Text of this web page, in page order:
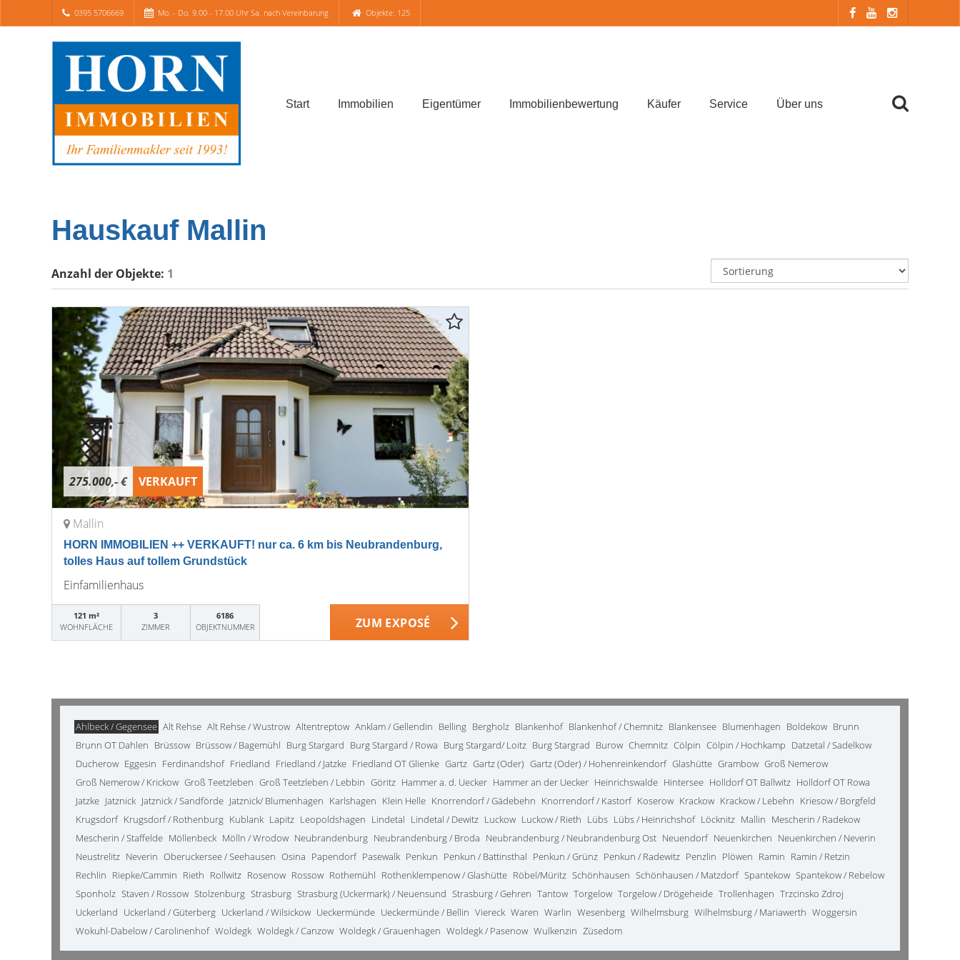
0395 5706669 Mo. - Do. 9.00 - 17.00 Uhr Sa. nach Vereinbarung Objekte: 125
Start Immobilien Eigentümer Immobilienbewertung Käufer Service Über uns
Hauskauf Mallin
Anzahl der Objekte: 1
275.000,- € VERKAUFT
Mallin
HORN IMMOBILIEN ++ VERKAUFT! nur ca. 6 km bis Neubrandenburg,
tolles Haus auf tollem Grundstück
Einfamilienhaus
121 m²
WOHNFLÄCHE
3
ZIMMER
6186
OBJEKTNUMMER
ZUM EXPOSÉ
Ahlbeck / Gegensee Alt Rehse Alt Rehse / Wustrow Altentreptow Anklam / Gellendin Belling Bergholz Blankenhof Blankenhof / Chemnitz Blankensee Blumenhagen Boldekow Brunn
Brunn OT Dahlen Brüssow Brüssow / Bagemühl Burg Stargard Burg Stargard / Rowa Burg Stargard/ Loitz Burg Stargrad Burow Chemnitz Cölpin Cölpin / Hochkamp Datzetal / Sadelkow
Ducherow Eggesin Ferdinandshof Friedland Friedland / Jatzke Friedland OT Glienke Gartz Gartz (Oder) Gartz (Oder) / Hohenreinkendorf Glashütte Grambow Groß Nemerow
Groß Nemerow / Krickow Groß Teetzleben Groß Teetzleben / Lebbin Göritz Hammer a. d. Uecker Hammer an der Uecker Heinrichswalde Hintersee Holldorf OT Ballwitz Holldorf OT Rowa
Jatzke Jatznick Jatznick / Sandförde Jatznick/ Blumenhagen Karlshagen Klein Helle Knorrendorf / Gädebehn Knorrendorf / Kastorf Koserow Krackow Krackow / Lebehn Kriesow / Borgfeld
Krugsdorf Krugsdorf / Rothenburg Kublank Lapitz Leopoldshagen Lindetal Lindetal / Dewitz Luckow Luckow / Rieth Lübs Lübs / Heinrichshof Löcknitz Mallin Mescherin / Radekow
Mescherin / Staffelde Möllenbeck Mölln / Wrodow Neubrandenburg Neubrandenburg / Broda Neubrandenburg / Neubrandenburg Ost Neuendorf Neuenkirchen Neuenkirchen / Neverin
Neustrelitz Neverin Oberuckersee / Seehausen Osina Papendorf Pasewalk Penkun Penkun / Battinsthal Penkun / Grünz Penkun / Radewitz Penzlin Plöwen Ramin Ramin / Retzin
Rechlin Riepke/Cammin Rieth Rollwitz Rosenow Rossow Rothemühl Rothenklempenow / Glashütte Röbel/Müritz Schönhausen Schönhausen / Matzdorf Spantekow Spantekow / Rebelow
Sponholz Staven / Rossow Stolzenburg Strasburg Strasburg (Uckermark) / Neuensund Strasburg / Gehren Tantow Torgelow Torgelow / Drögeheide Trollenhagen Trzcinsko Zdroj
Uckerland Uckerland / Güterberg Uckerland / Wilsickow Ueckermünde Ueckermünde / Bellin Viereck Waren Warlin Wesenberg Wilhelmsburg Wilhelmsburg / Mariawerth Woggersin
Wokuhl-Dabelow / Carolinenhof Woldegk Woldegk / Canzow Woldegk / Grauenhagen Woldegk / Pasenow Wulkenzin Züsedom